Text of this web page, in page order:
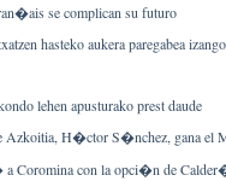
se complican su futuro
hasteko aukera paregabea
lehen apusturako prest daude
Azkoitia, H�ctor S�nchez, gana el
a Coromina con la opci�n de